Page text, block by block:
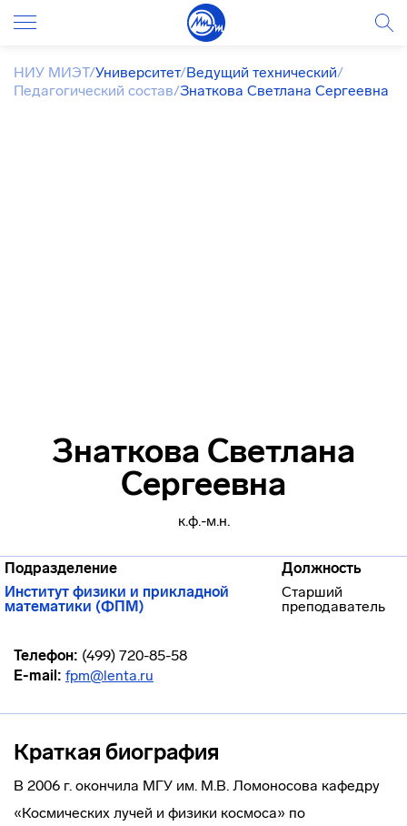
НИУ МИЭТ/Университет/Ведущий технический/
Педагогический состав/Знаткова Светлана Сергеевна
Знаткова Светлана
Сергеевна
к.ф.-м.н.
Подразделение
Должность
Институт физики и прикладной
математики (ФПМ)
Старший
преподаватель
Телефон: (499) 720-85-58
E-mail: fpm@lenta.ru
Краткая биография
В 2006 г. окончила МГУ им. М.В. Ломоносова кафедру
«Космических лучей и физики космоса» по